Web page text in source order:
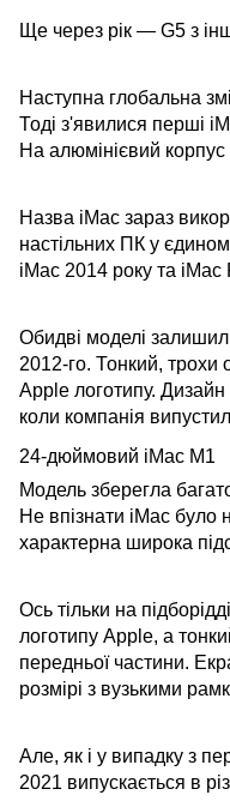
Ще через рік — G5 з
Наступна глобальна
Тоді з'явилися перші
На алюмінієвий
Назва iMac зараз
настільних ПК у
iMac 2014 року та iMac
Обидві моделі
2012-го. Тонкий, трохи
Apple логотипу.
коли компанія
24-дюймовий iMac M1
Модель зберегла
Не впізнати iMac було
характерна широка
Ось тільки на
логотипу Apple, а
передньої частини.
розмірі з вузькими
Але, як і у випадку з
2021 випускається в